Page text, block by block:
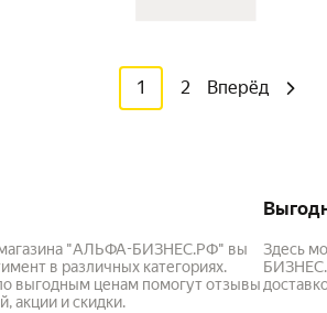
1 2 Вперёд
магазина "АЛЬФА-БИЗНЕС.РФ" вы
в различных категориях.
выгодным ценам помогут отзывы
акции и скидки.
Здесь